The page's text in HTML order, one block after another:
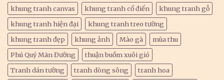
khung tranh canvas
khung tranh cổ điển
khung tranh gỗ
khung tranh hiện đại
khung tranh treo tường
khung tranh đẹp
khung ảnh Mào gà
mùa thu
Phú Quý Mãn Đường
thuận buồm xuôi gió
Tranh dán tường
tranh dòng sông
tranh hoa